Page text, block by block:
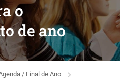
o
de ano
/ Final de Ano